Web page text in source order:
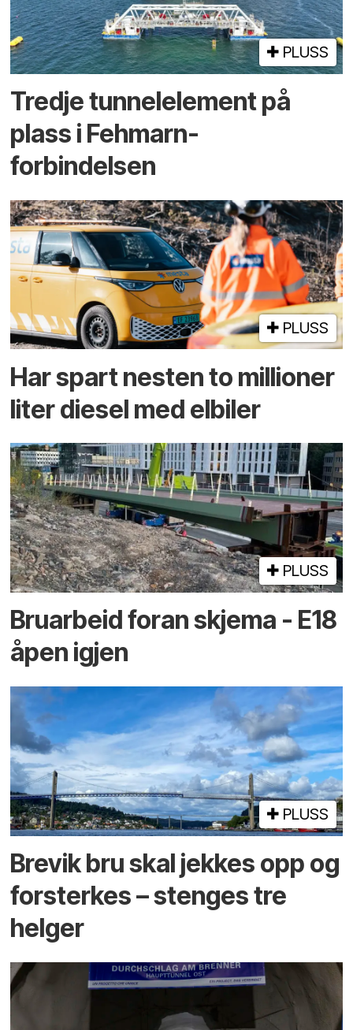
PLUSS
Tredje tunnel­element på
plass i Fehmarn-
forbindelsen
PLUSS
Har spart nesten to millioner
liter diesel med elbiler
PLUSS
Bruarbeid foran skjema - E18
åpen igjen
PLUSS
Brevik bru skal jekkes opp og
forsterkes – stenges tre
helger